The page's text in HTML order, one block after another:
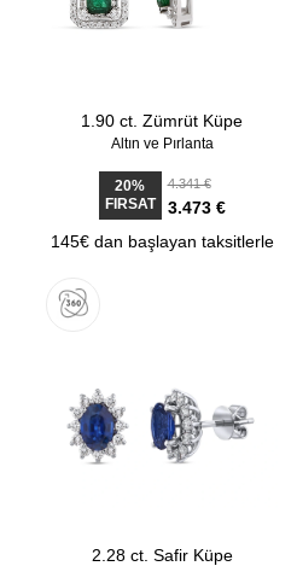
1.90 ct. Zümrüt Küpe
Altın ve Pırlanta
20%
FIRSAT
4.341 €
3.473 €
145€ dan başlayan taksitlerle
2.28 ct. Safir Küpe